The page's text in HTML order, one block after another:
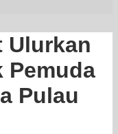
Ulurkan
Pemuda
Pulau